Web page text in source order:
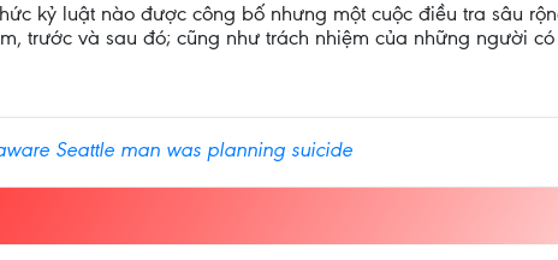
kỷ luật nào được công bố nhưng một cuộc điều tra sâu
trước và sau đó; cũng như trách nhiệm của những người
Seattle man was planning suicide